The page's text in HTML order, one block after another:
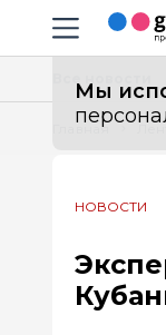
Мы
Главная
НОВОСТИ